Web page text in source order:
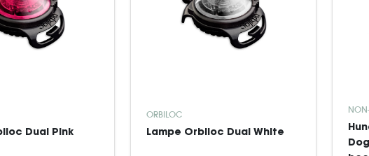
Dual Pink
ORBILOC
Lampe Orbiloc Dual White